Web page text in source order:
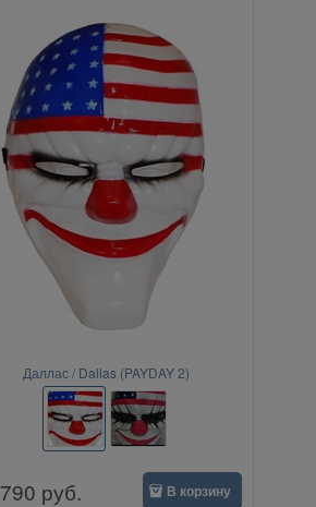
Даллас / Dallas (PAYDAY 2)
790 руб. В корзину